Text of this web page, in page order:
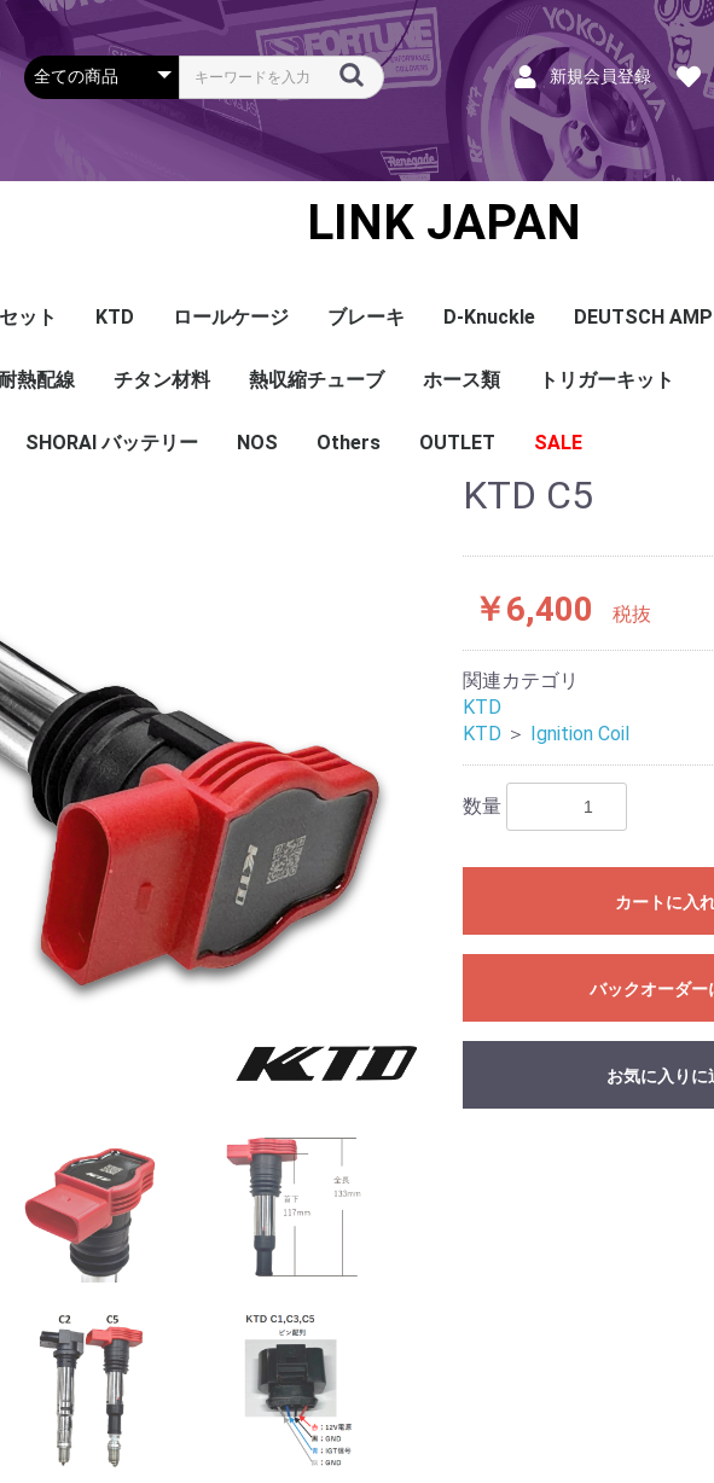
新規会員登録
LINK JAPAN
Honda
Mazda
Mitsubishi
Nissan
Subaru
Toyota
その他
G5
G4X
G4＋
ー Looms and Cables Terminals and Plugs
G1 - G4
CAN and Tuning
G4X - G4+
Mapセンサー
温度センサー
その他センサー
Exhaust O2センサー
CAN EGT modules
DI Driver
Ignition
Injection
Peripherals
Tuning Tools
E-Throttle
Driver Display
CAN Keypad
Hat
T-shirts
Foodies
ット KTD
Looms
CAN＆Tuning ケーブ
コネクタ＆Pin
Wire-in ハーネス
拡張ハーネス G4+Kurofune
MAZDA
MITSUBISHI
HONDA
TOYOTA
NISSAN
センサー クランクセンサー
温度センサー
MAPセンサー
圧力センサー
ノックセンサー
CAN ラムダ 空燃比
ブーストコントロール
Injector
ISC
その他
Ignition Coil
クラセン
サージタンク
EXマニ
燃料
電スロ
シリコンホース
エンジンハーネス
ハーネスラベル
エアクリーナー
スイッチ
アダプタ類
その他
ロールケージ ブレーキ D-Knuckle DEUTSCH AMP
AMP SSC
DTM
DT
DTP
その他
熱配線
ETFE 配線
シールド線
モールド線
FEP 配線
シールド線
モールド線
チタン材料 熱収縮チューブ
ハンダ付 収縮チュー
耐熱収縮メッシュチュ
切れ込み付 メッシュ
DR
DW
DW クリア
その他
ホース類
シリコンホース
耐熱スリーブ
バキュームホース
燃料ホース
トリガーキット
SHORAI バッテリー NOS Others
エンジンハーネス
OUTLET SALE
ECU
PDM
CAN and Tuning
CAN Keypad/Button
LOOMS
MAPセンサー
温度センサー
イグニッション
インジェクション
CAN Lambda
チューニングツール
圧力センサー
電動スロットル
ブーストコントロー
EGT
アクセサリー・他
KTD C5
￥6,400 税抜
関連カテゴリ
KTD
KTD ＞ Ignition Coil
数量
カートに入
バックオーダー
お気に入りに